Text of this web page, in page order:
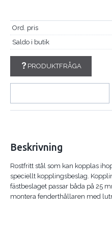
Ord. pris
Saldo i butik
PRODUKTFRÅGA
Beskrivning
Rostfritt stål som kan kopplas
speciellt kopplingsbeslag.
fästbeslaget passar båda på 25
montera fenderthållaren med